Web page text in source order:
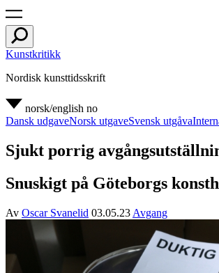
Kunstkritikk
Nordisk kunsttidsskrift
norsk/english no
Dansk udgaveNorsk utgaveSvensk utgåva
Sjukt porrig
Snuskigt på Göteborgs
Av Oscar Svanelid 03.05.23 Avgang